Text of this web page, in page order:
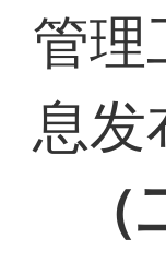
管理
息发